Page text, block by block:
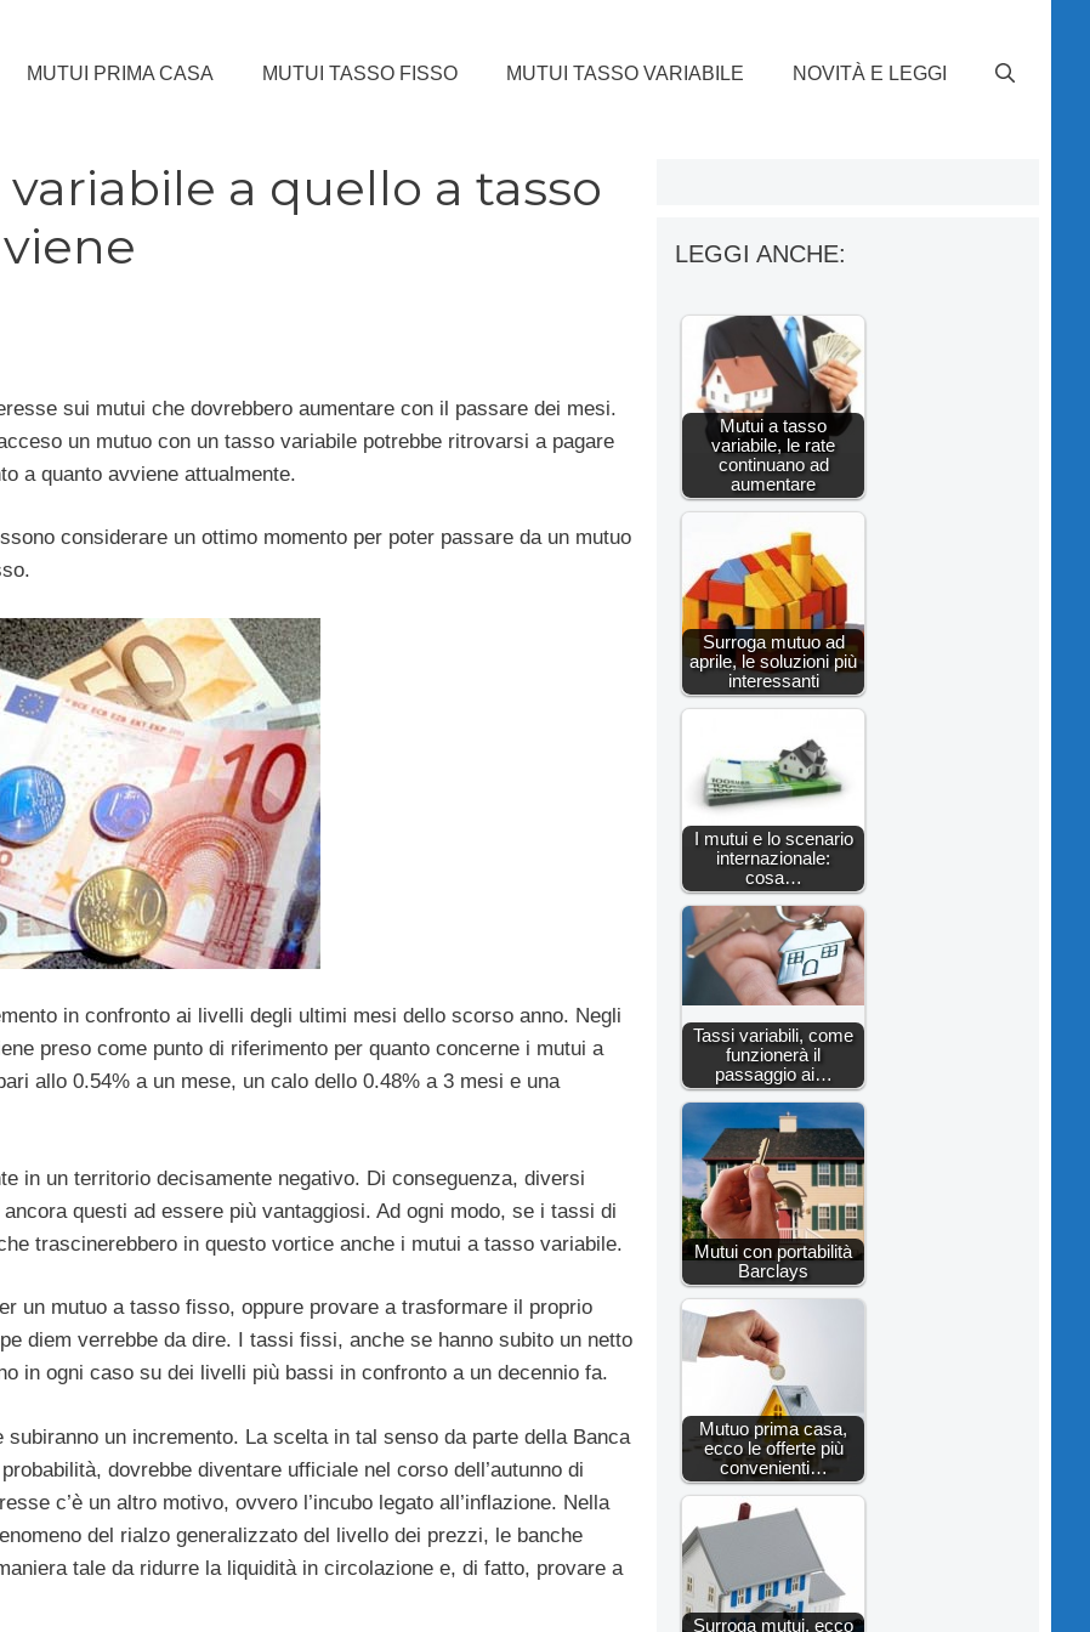
MUTUI PRIMA CASA MUTUI TASSO FISSO MUTUI TASSO VARIABILE NOVITÀ E LEGGI
a quello a tasso
sui mutui che dovrebbero aumentare con il passare dei mesi.
un mutuo con un tasso variabile potrebbe ritrovarsi a pagare
a quanto avviene attualmente.
considerare un ottimo momento per poter passare da un mutuo
in confronto ai livelli degli ultimi mesi dello scorso anno. Negli
preso come punto di riferimento per quanto concerne i mutui a
allo 0.54% a un mese, un calo dello 0.48% a 3 mesi e una
in un territorio decisamente negativo. Di conseguenza, diversi
questi ad essere più vantaggiosi. Ad ogni modo, se i tassi di
trascinerebbero in questo vortice anche i mutui a tasso variabile.
un mutuo a tasso fisso, oppure provare a trasformare il proprio
diem verrebbe da dire. I tassi fissi, anche se hanno subito un netto
in ogni caso su dei livelli più bassi in confronto a un decennio fa.
un incremento. La scelta in tal senso da parte della Banca
dovrebbe diventare ufficiale nel corso dell’autunno di
c’è un altro motivo, ovvero l’incubo legato all’inflazione. Nella
del rialzo generalizzato del livello dei prezzi, le banche
tale da ridurre la liquidità in circolazione e, di fatto, provare a
LEGGI ANCHE:
Mutui a tasso
variabile, le rate
continuano ad
aumentare
Surroga mutuo ad
aprile, le soluzioni più
interessanti
I mutui e lo scenario
internazionale:
cosa…
Tassi variabili, come
funzionerà il
passaggio ai…
Mutui con portabilità
Barclays
Mutuo prima casa,
ecco le offerte più
convenienti…
Surroga mutui, ecco